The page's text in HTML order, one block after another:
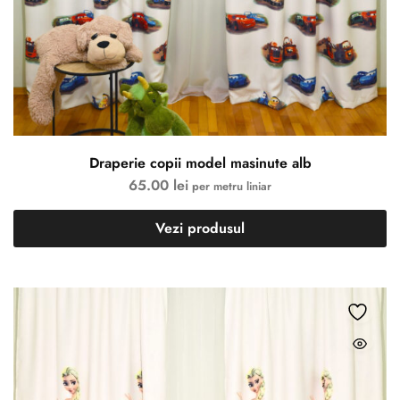
Draperie copii model masinute alb
65.00 lei per metru liniar
Vezi produsul